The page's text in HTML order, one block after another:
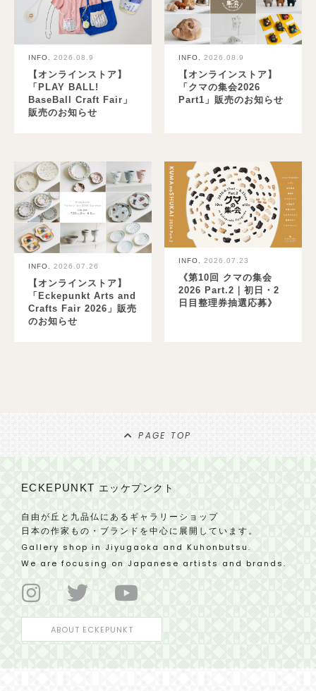
INFO. 2026.08.9
【オンラインストア】
「PLAY BALL!
BaseBall Craft Fair」
販売のお知らせ
INFO. 2026.08.9
【オンラインストア】
「クマの集会2026
Part1」販売のお知らせ
INFO. 2026.07.26
【オンラインストア】
「Eckepunkt Arts and
Crafts Fair 2026」販売
のお知らせ
INFO. 2026.07.23
《第10回 クマの集会
2026 Part.2｜初日・2
日目整理券抽選応募》
PAGE TOP
ECKEPUNKTエッケプンクト
自由が丘と九品仏にあるギャラリーショップ
日本の作家もの・ブランドを中心に展開しています。
Gallery shop in Jiyugaoka and Kuhonbutsu.
We are focusing on Japanese artists and brands.
ABOUT ECKEPUNKT